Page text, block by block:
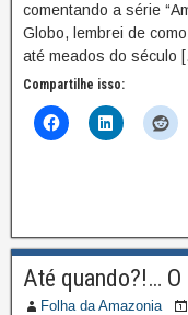
comentando a série
Globo, lembrei de
até meados do século
Compartilhe isso:
Até quando?!…
Folha da Amazonia